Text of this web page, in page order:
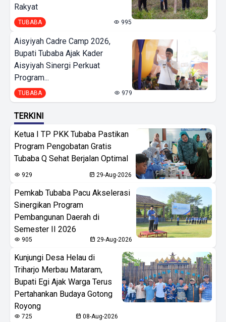
Rakyat
TUBABA 995
Aisyiyah Cadre Camp 2026,
Bupati Tubaba Ajak Kader
Aisyiyah Sinergi Perkuat
Program...
TUBABA 979
TERKINI
Ketua I TP PKK Tubaba Pastikan
Program Pengobatan Gratis
Tubaba Q Sehat Berjalan Optimal
929 29-Aug-2026
Pemkab Tubaba Pacu Akselerasi
Sinergikan Program
Pembangunan Daerah di
Semester II 2026
905 29-Aug-2026
Kunjungi Desa Helau di
Triharjo Merbau Mataram,
Bupati Egi Ajak Warga Terus
Pertahankan Budaya Gotong
Royong
725 08-Aug-2026